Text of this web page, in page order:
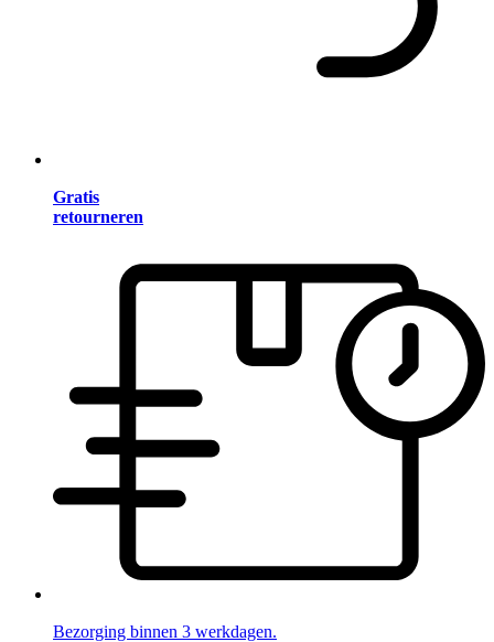
Gratis
retourneren
Bezorging binnen 3 werkdagen.